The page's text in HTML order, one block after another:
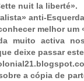
nuit la liberté».
anti-
melhor um
muito activa
deixe passar
a cópia de